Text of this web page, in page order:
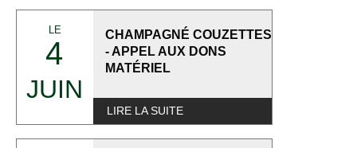
LE
4
JUIN
CHAMPAGNÉ COUZETTES
- APPEL AUX DONS
MATÉRIEL
LIRE LA SUITE